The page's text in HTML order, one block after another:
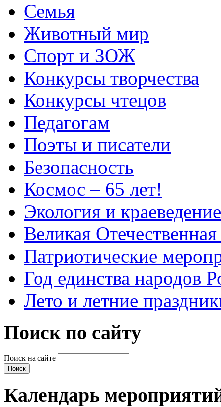
Семья
Животный мир
Спорт и ЗОЖ
Конкурсы творчества
Конкурсы чтецов
Педагогам
Поэты и писатели
Безопасность
Космос – 65 лет!
Экология и краеведение
Великая
Патриотические
Год единства народов
Лето и летние
Поиск по сайту
Поиск на сайте
Календарь